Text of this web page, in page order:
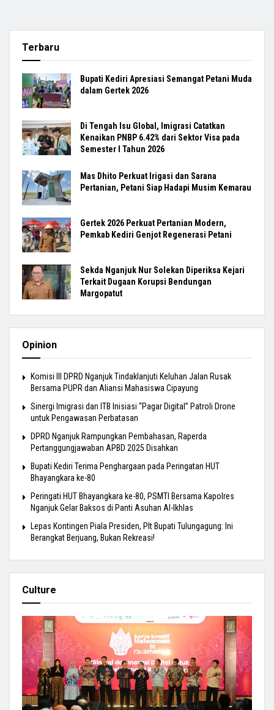
Terbaru
Bupati Kediri Apresiasi Semangat Petani Muda
dalam Gertek 2026
Di Tengah Isu Global, Imigrasi Catatkan
Kenaikan PNBP 6.42% dari Sektor Visa pada
Semester I Tahun 2026
Mas Dhito Perkuat Irigasi dan Sarana
Pertanian, Petani Siap Hadapi Musim Kemarau
Gertek 2026 Perkuat Pertanian Modern,
Pemkab Kediri Genjot Regenerasi Petani
Sekda Nganjuk Nur Solekan Diperiksa Kejari
Terkait Dugaan Korupsi Bendungan
Margopatut
Opinion
Komisi III DPRD Nganjuk Tindaklanjuti Keluhan Jalan Rusak
Bersama PUPR dan Aliansi Mahasiswa Cipayung
Sinergi Imigrasi dan ITB Inisiasi “Pagar Digital” Patroli Drone
untuk Pengawasan Perbatasan
DPRD Nganjuk Rampungkan Pembahasan, Raperda
Pertanggungjawaban APBD 2025 Disahkan
Bupati Kediri Terima Penghargaan pada Peringatan HUT
Bhayangkara ke-80
Peringati HUT Bhayangkara ke-80, PSMTI Bersama Kapolres
Nganjuk Gelar Baksos di Panti Asuhan Al-Ikhlas
Lepas Kontingen Piala Presiden, Plt Bupati Tulungagung: Ini
Berangkat Berjuang, Bukan Rekreasi!
Culture